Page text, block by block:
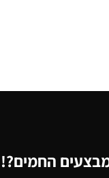
החמים?!